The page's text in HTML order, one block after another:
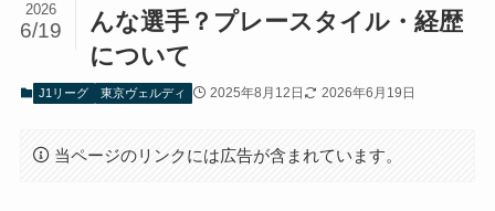
んな選手？プレースタイル・経歴
について
2026
6/19
J1リーグ 東京ヴェルディ 2025年8月12日 2026年6月19日
当ページのリンクには広告が含まれています。